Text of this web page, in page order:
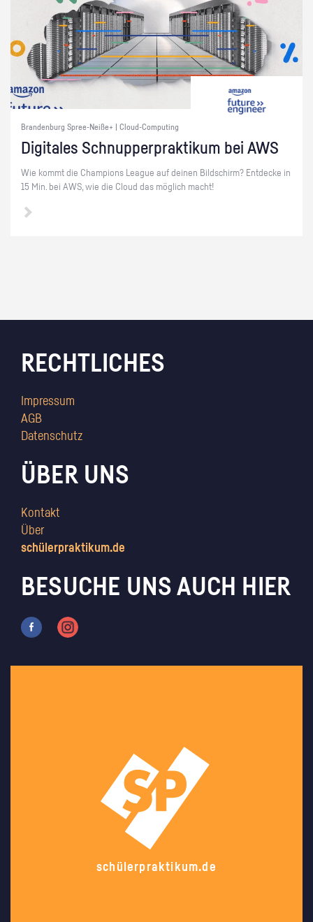
Brandenburg Spree-Neiße+ | Cloud-Computing
Di­gi­ta­les Schnup­per­prak­ti­kum bei AWS
Wie kommt die Cham­pi­ons Le­ague auf dei­nen Bild­schirm? Ent­de­cke in
15 Min. bei AWS, wie die Cloud das mög­lich macht!
RECHTLICHES
Impressum
AGB
Datenschutz
ÜBER UNS
Kontakt
Über
schülerpraktikum.de
BESUCHE UNS AUCH HIER
schülerpraktikum.de